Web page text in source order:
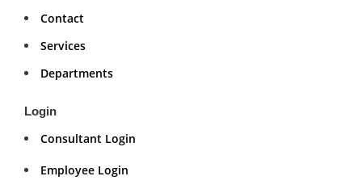
Contact
Services
Departments
Login
Consultant Login
Employee Login